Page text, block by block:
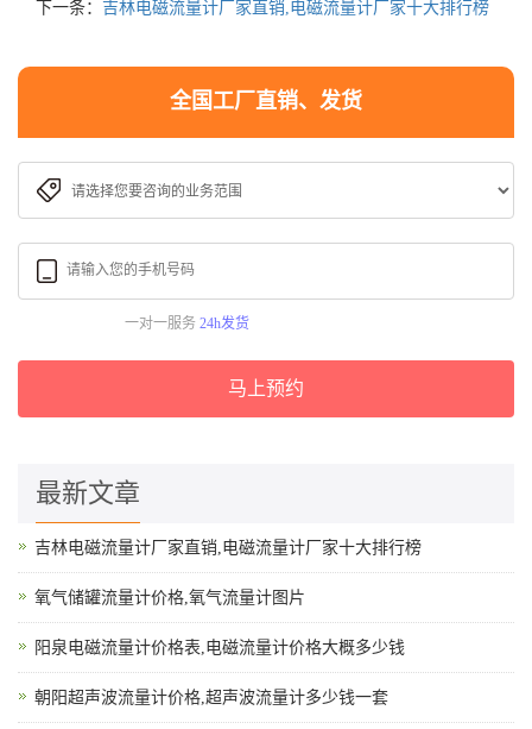
下一条： 吉林电磁流量计厂家直销,电磁流量计厂家十大排行榜
全国工厂直销、发货
一对一服务 24h发货
马上预约
最新文章
吉林电磁流量计厂家直销,电磁流量计厂家十大排行榜
氧气储罐流量计价格,氧气流量计图片
阳泉电磁流量计价格表,电磁流量计价格大概多少钱
朝阳超声波流量计价格,超声波流量计多少钱一套